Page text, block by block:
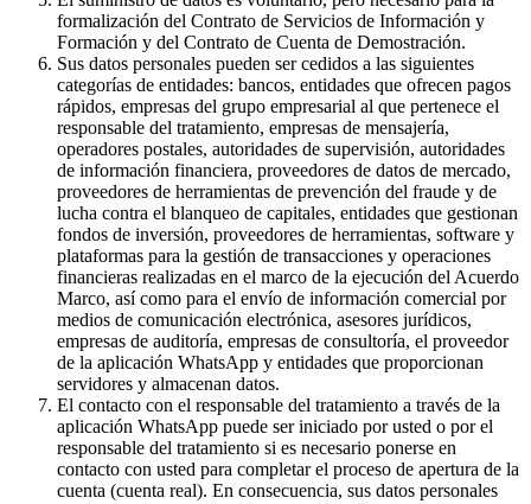
formalización del Contrato de Servicios de Información y
Formación y del Contrato de Cuenta de Demostración.
Sus datos personales pueden ser cedidos a las siguientes
categorías de entidades: bancos, entidades que ofrecen pagos
rápidos, empresas del grupo empresarial al que pertenece el
responsable del tratamiento, empresas de mensajería,
operadores postales, autoridades de supervisión, autoridades
de información financiera, proveedores de datos de mercado,
proveedores de herramientas de prevención del fraude y de
lucha contra el blanqueo de capitales, entidades que gestionan
fondos de inversión, proveedores de herramientas, software y
plataformas para la gestión de transacciones y operaciones
financieras realizadas en el marco de la ejecución del Acuerdo
Marco, así como para el envío de información comercial por
medios de comunicación electrónica, asesores jurídicos,
empresas de auditoría, empresas de consultoría, el proveedor
de la aplicación WhatsApp y entidades que proporcionan
servidores y almacenan datos.
El contacto con el responsable del tratamiento a través de la
aplicación WhatsApp puede ser iniciado por usted o por el
responsable del tratamiento si es necesario ponerse en
contacto con usted para completar el proceso de apertura de la
cuenta (cuenta real). En consecuencia, sus datos personales